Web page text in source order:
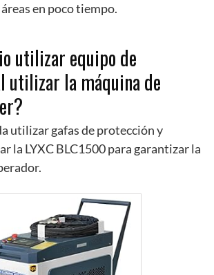
en poco tiempo.
utilizar equipo de
utilizar la máquina de
utilizar gafas de protección y
la LYXC BLC1500 para garantizar la